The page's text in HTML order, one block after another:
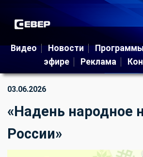
Видео Новости
эфире
Реклама
03.06.2026
«Надень народное
России»